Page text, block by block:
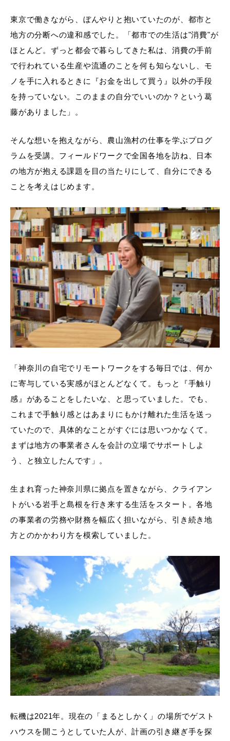
東京で働きながら、ぼんやりと抱いていたのが、都市と
地方の分断への違和感でした。「都市での生活は"消費"が
ほとんど。ずっと都会で暮らしてきた私は、消費の手前
で行われている生産や流通のことを何も知らないし、モ
ノを手に入れるときに『お金を出して買う』以外の手段
を持っていない。このままの自分でいいのか？という葛
藤がありました」。
そんな想いを抱えながら、農山漁村の仕事を学ぶプログ
ラムを受講。フィールドワークで全国各地を訪ね、日本
の地方が抱える課題を目の当たりにして、自分にできる
ことを考えはじめます。
「神奈川の自宅でリモートワークをする毎日では、何か
に寄与している実感がほとんどなくて。もっと『手触り
感』があることをしたいな、と思っていました。でも、
これまで手触り感とはあまりにもかけ離れた生活を送っ
ていたので、具体的なことがすぐには思いつかなくて。
まずは地方の事業者さんを会計の立場でサポートしよ
う、と独立したんです」。
生まれ育った神奈川県に拠点を置きながら、クライアン
トがいる岩手と島根を行き来する生活をスタート。各地
の事業者の労務や財務を幅広く担いながら、引き続き地
方とのかかわり方を模索していました。
転機は2021年。現在の「まるとしかく」の場所でゲスト
ハウスを開こうとしていた人が、計画の引き継ぎ手を探